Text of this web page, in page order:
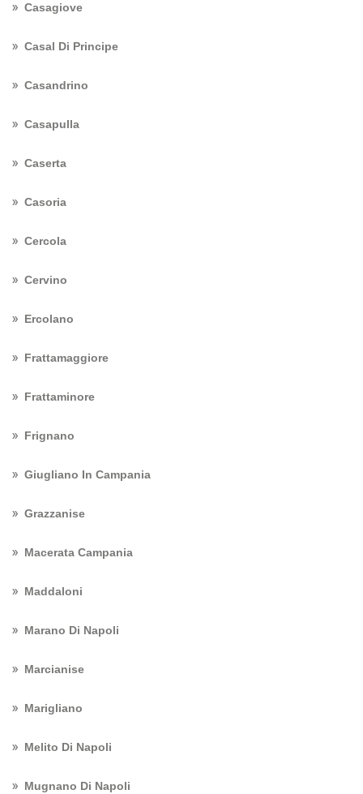
Casagiove
Casal Di Principe
Casandrino
Casapulla
Caserta
Casoria
Cercola
Cervino
Ercolano
Frattamaggiore
Frattaminore
Frignano
Giugliano In Campania
Grazzanise
Macerata Campania
Maddaloni
Marano Di Napoli
Marcianise
Marigliano
Melito Di Napoli
Mugnano Di Napoli